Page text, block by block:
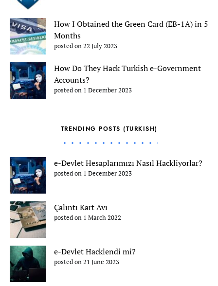
How I Obtained the Green Card (EB-1A) in 5
Months
posted on 22 July 2023
How Do They Hack Turkish e-Government
Accounts?
posted on 1 December 2023
TRENDING POSTS (TURKISH)
e-Devlet Hesaplarımızı Nasıl Hackliyorlar?
posted on 1 December 2023
Çalıntı Kart Avı
posted on 1 March 2022
e-Devlet Hacklendi mi?
posted on 21 June 2023